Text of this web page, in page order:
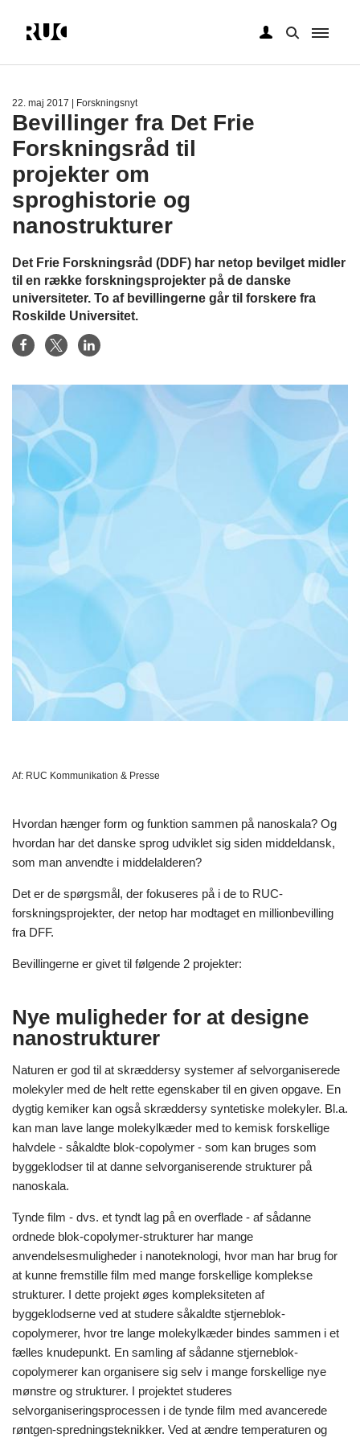
22. maj 2017 | Forskningsnyt
Bevillinger fra Det Frie
Forskningsråd til
projekter om
sproghistorie og
nanostrukturer
Det Frie Forskningsråd (DDF) har netop bevilget midler
til en række forskningsprojekter på de danske
universiteter. To af bevillingerne går til forskere fra
Roskilde Universitet.
Af: RUC Kommunikation & Presse
Hvordan hænger form og funktion sammen på nanoskala? Og
hvordan har det danske sprog udviklet sig siden middeldansk,
som man anvendte i middelalderen?
Det er de spørgsmål, der fokuseres på i de to RUC-
forskningsprojekter, der netop har modtaget en millionbevilling
fra DFF.
Bevillingerne er givet til følgende 2 projekter:
Nye muligheder for at designe
nanostrukturer
Naturen er god til at skræddersy systemer af selvorganiserede
molekyler med de helt rette egenskaber til en given opgave. En
dygtig kemiker kan også skræddersy syntetiske molekyler. Bl.a.
kan man lave lange molekylkæder med to kemisk forskellige
halvdele - såkaldte blok-copolymer - som kan bruges som
byggeklodser til at danne selvorganiserende strukturer på
nanoskala.
Tynde film - dvs. et tyndt lag på en overflade - af sådanne
ordnede blok-copolymer-strukturer har mange
anvendelsesmuligheder i nanoteknologi, hvor man har brug for
at kunne fremstille film med mange forskellige komplekse
strukturer. I dette projekt øges kompleksiteten af
byggeklodserne ved at studere såkaldte stjerneblok-
copolymerer, hvor tre lange molekylkæder bindes sammen i et
fælles knudepunkt. En samling af sådanne stjerneblok-
copolymerer kan organisere sig selv i mange forskellige nye
mønstre og strukturer. I projektet studeres
selvorganiseringsprocessen i de tynde film med avancerede
røntgen-spredningsteknikker. Ved at ændre temperaturen og